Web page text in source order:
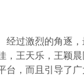
经过激烈的角逐
，王天乐，王颖
台，而且引导了